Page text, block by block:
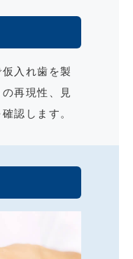
入れ歯を製
再現性、見
認します。